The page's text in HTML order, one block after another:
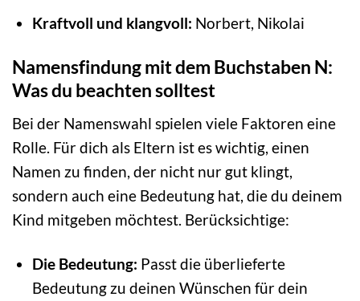
Kraftvoll und klangvoll: Norbert, Nikolai
Namensfindung mit dem Buchstaben N:
Was du beachten solltest
Bei der Namenswahl spielen viele Faktoren eine
Rolle. Für dich als Eltern ist es wichtig, einen
Namen zu finden, der nicht nur gut klingt,
sondern auch eine Bedeutung hat, die du deinem
Kind mitgeben möchtest. Berücksichtige:
Die Bedeutung: Passt die überlieferte
Bedeutung zu deinen Wünschen für dein